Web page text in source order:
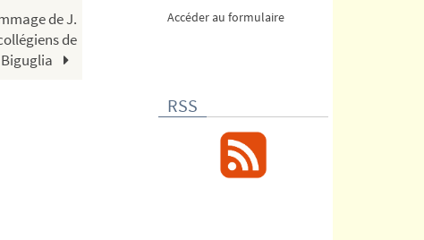
de J.
de
Biguglia
Accéder au formulaire
RSS